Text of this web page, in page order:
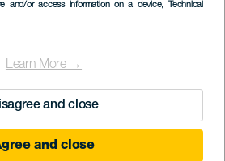
and/or access information on a device, Technical
Learn More →
and close
and close